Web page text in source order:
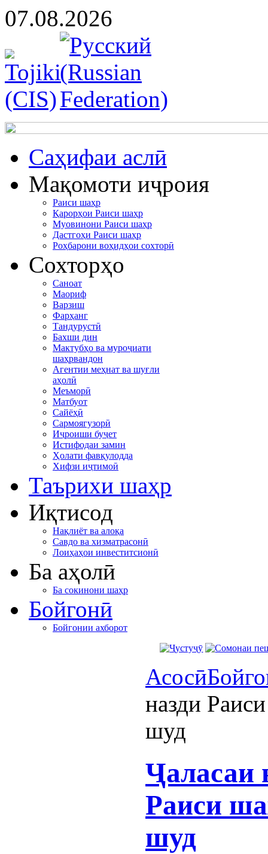
07.08.2026
Cаҳифаи аслӣ
Мақомоти иҷроия
Раиси шаҳр
Қарорҳои Раиси шаҳр
Муовинони Раиси шаҳр
Дастгоҳи Раиси шаҳр
Роҳбарони воҳидҳои сохторӣ
Сохторҳо
Саноат
Маориф
Варзиш
Фарҳанг
Тандурустӣ
Бахши дин
Мактубҳо ва муроҷиати
шаҳрвандон
Агентии меҳнат ва шуғли
аҳолӣ
Меъморӣ
Матбуот
Сайёҳӣ
Сармоягузорӣ
Иҷроиши буҷет
Истифодаи замин
Ҳолати фавқулодда
Хифзи иҷтимоӣ
Таърихи шаҳр
Иқтисод
Нақлиёт ва алоқа
Савдо ва хизматрасонӣ
Лоиҳаҳои инвеститсионӣ
Ба аҳолӣ
Ба сокинони шаҳр
Бойгонӣ
Бойгонии ахборот
Асосӣ
назди
шуд
Ҷаласаи
Раиси
шуд